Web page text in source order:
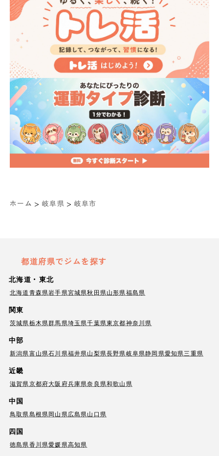
ホーム > 岐阜県 > 岐阜市
都道府県でジムを探す
北海道・東北
北海道青森県岩手県宮城県秋田県山形県福島県
関東
茨城県栃木県群馬県埼玉県千葉県東京都神奈川県
中部
新潟県富山県石川県福井県山梨県長野県岐阜県静岡県愛知県三重県
近畿
滋賀県京都府大阪府兵庫県奈良県和歌山県
中国
鳥取県島根県岡山県広島県山口県
四国
徳島県香川県愛媛県高知県